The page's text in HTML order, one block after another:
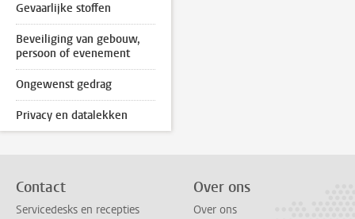
Gevaarlijke stoffen
Beveiliging van gebouw,
persoon of evenement
Ongewenst gedrag
Privacy en datalekken
Contact
Servicedesks en recepties
Over ons
Over ons